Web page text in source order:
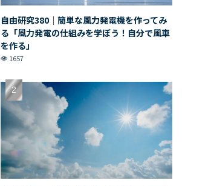
自由研究380｜簡単な風力発電機を作ってみ
る「風力発電の仕組みを学ぼう！自分で風車
を作る」
1657